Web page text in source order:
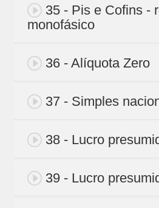
35 - Pis e Cofins -
monofásico
36 - Alíquota Zero
37 - Simples
38 - Lucro
39 - Lucro